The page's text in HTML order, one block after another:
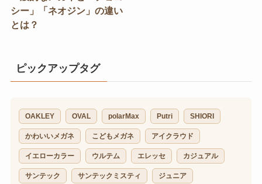
シー」「ネオジン」の違い
とは？
ピックアップタグ
OAKLEY OVAL polarMax Putri SHIORI
かわいいメガネ こどもメガネ アイクラウド
イエローカラー ウルテム エレッセ カジュアル
サンテック サンテックミスティ ジュニア